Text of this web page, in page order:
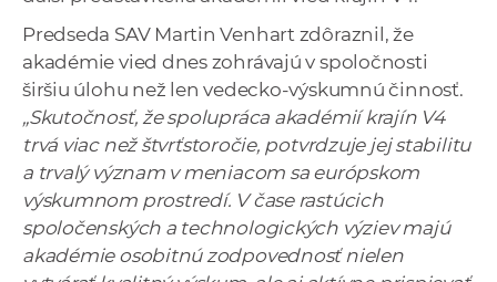
Predseda SAV Martin Venhart zdôraznil, že
akadémie vied dnes zohrávajú v spoločnosti
širšiu úlohu než len vedecko-výskumnú činnosť.
„Skutočnosť, že spolupráca akadémií krajín V4
trvá viac než štvrťstoročie, potvrdzuje jej stabilitu
a trvalý význam v meniacom sa európskom
výskumnom prostredí. V čase rastúcich
spoločenských a technologických výziev majú
akadémie osobitnú zodpovednosť nielen